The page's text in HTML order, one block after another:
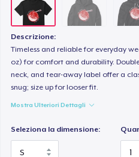
Descrizione:
Timeless and reliable for everyday
oz) for comfort and durability.
neck, and tear-away label offer a
snug; size up for looser fit.
Mostra Ulteriori Dettagli
Seleziona la dimensione:
23,99 USD